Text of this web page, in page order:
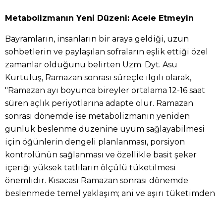
Metabolizmanın Yeni Düzeni: Acele Etmeyin
Bayramların, insanların bir araya geldiği, uzun
sohbetlerin ve paylaşılan sofraların eşlik ettiği özel
zamanlar olduğunu belirten Uzm. Dyt. Asu
Kurtuluş, Ramazan sonrası süreçle ilgili olarak,
"Ramazan ayı boyunca bireyler ortalama 12-16 saat
süren açlık periyotlarına adapte olur. Ramazan
sonrası dönemde ise metabolizmanın yeniden
günlük beslenme düzenine uyum sağlayabilmesi
için öğünlerin dengeli planlanması, porsiyon
kontrolünün sağlanması ve özellikle basit şeker
içeriği yüksek tatlıların ölçülü tüketilmesi
önemlidir. Kısacası Ramazan sonrası dönemde
beslenmede temel yaklaşım; ani ve aşırı tüketimden